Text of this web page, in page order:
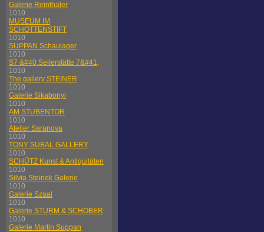
Galerie Reinthaler
1010
MUSEUM IM
SCHOTTENSTIFT
1010
SUPPAN Schaulager
1010
S7 &#40;Seilerstätte 7&#41;
1010
The gallery STEINER
1010
Galerie Sikabonyi
1010
AM STUBENTOR
1010
Atelier Saranova
1010
TONY SUBAL GALLERY
1010
SCHÜTZ Kunst & Antiquitäten
1010
Silvia Steinek Galerie
1010
Galerie Szaal
1010
Galerie STURM & SCHOBER
1010
Galerie Martin Suppan